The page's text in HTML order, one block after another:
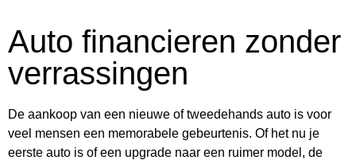
Auto financieren zonder
verrassingen
De aankoop van een nieuwe of tweedehands auto is voor
veel mensen een memorabele gebeurtenis. Of het nu je
eerste auto is of een upgrade naar een ruimer model, de